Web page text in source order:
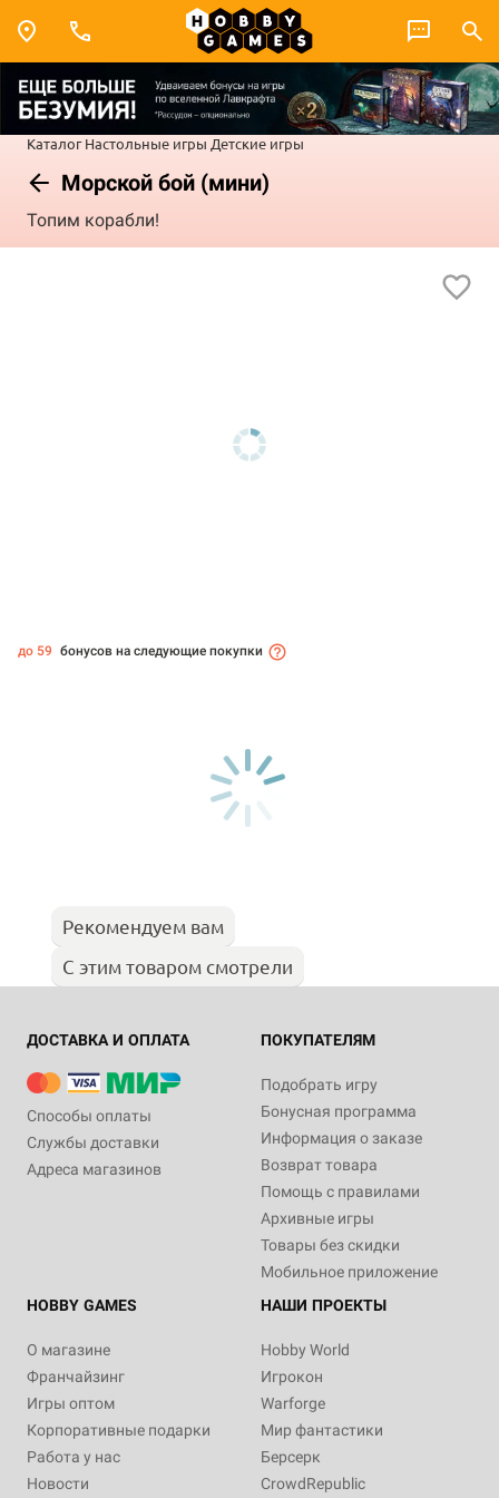
Каталог Настольные игры Детские игры
Морской бой (мини)
Топим корабли!
до 59 бонусов на следующие покупки
Рекомендуем вам
С этим товаром смотрели
ДОСТАВКА И ОПЛАТА
Способы оплаты
Службы доставки
Адреса магазинов
ПОКУПАТЕЛЯМ
Подобрать игру
Бонусная программа
Информация о заказе
Возврат товара
Помощь с правилами
Архивные игры
Товары без скидки
Мобильное приложение
HOBBY GAMES
О магазине
Франчайзинг
Игры оптом
Корпоративные подарки
Работа у нас
Новости
НАШИ ПРОЕКТЫ
Hobby World
Игрокон
Warforge
Мир фантастики
Берсерк
CrowdRepublic